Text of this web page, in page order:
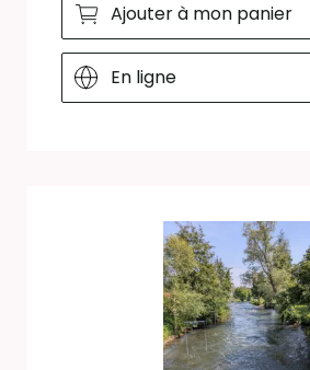
Ajouter à mon panier
En ligne